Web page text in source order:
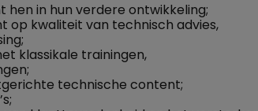
in hun verdere ontwikkeling;
kwaliteit van technisch advies,
klassikale trainingen,
technische content;